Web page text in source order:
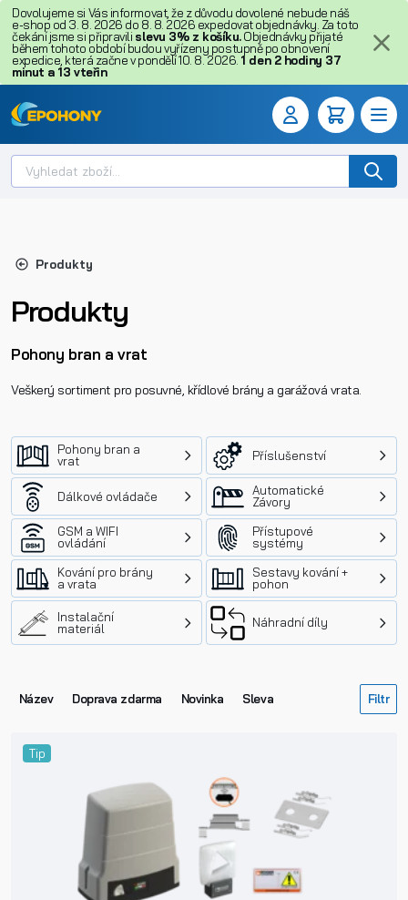
Dovolujeme si Vás informovat, že z důvodu dovolené nebude náš
e-shop od 3. 8. 2026 do 8. 8. 2026 expedovat objednávky. Za toto
čekání jsme si připravili slevu 3% z košíku.Objednávky přijaté
během tohoto období budou vyřízeny postupně po obnovení
expedice, která začne v pondělí 10. 8. 2026. 1 den 2 hodiny 37
minut a 12 vteřin
Produkty
Produkty
Pohony bran a vrat
Veškerý sortiment pro posuvné, křídlové brány a garážová vrata.
Pohony bran a
vrat
Příslušenství
Dálkové ovládače
Automatické
Závory
GSM a WIFI
ovládání
Přístupové
systémy
Kování pro brány
a vrata
Sestavy kování +
pohon
Instalační
materiál
Náhradní díly
Název Doprava zdarma Novinka Sleva
Tip